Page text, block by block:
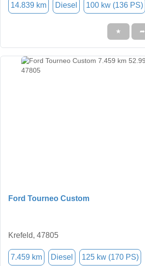
14.839 km Diesel 100 kw (136 PS)
★ ➦
Ford Tourneo Custom
Krefeld, 47805
7.459 km Diesel 125 kw (170 PS)